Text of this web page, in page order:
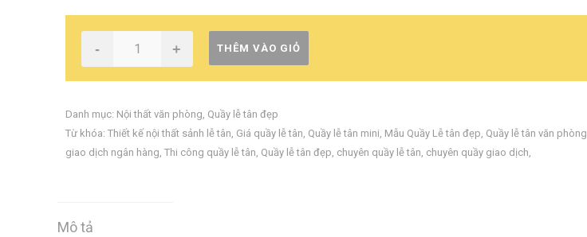
- + THÊM VÀO GIỎ
Danh mục: Nội thất văn phòng, Quầy lễ tân đẹp
Từ khóa: Thiết kế nội thất sảnh lễ tân, Giá quầy lễ tân, Quầy lễ tân mini, Mẫu Quầy Lễ tân đẹp, Quầy lễ tân văn phòng
giao dịch ngân hàng, Thi công quầy lễ tân, Quầy lễ tân đẹp, chuyên quầy lễ tân, chuyên quầy giao dịch,
Mô tả